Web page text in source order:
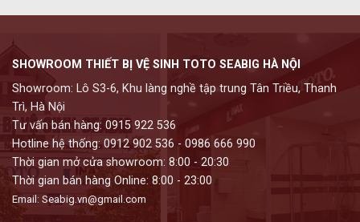
SHOWROOM THIẾT BỊ VỆ SINH TOTO SEABIG HÀ NỘI
Showroom: Lô S3-6, Khu làng nghề tập trung Tân Triều, Thanh
Trì, Hà Nội
Tư vấn bán hàng: 0915 922 536
Hotline hệ thống: 0912 902 536 - 0986 666 990
Thời gian mở cửa showroom: 8:00 - 20:30
Thời gian bán hàng Online: 8:00 - 23:00
Email: Seabig.vn@gmail.com